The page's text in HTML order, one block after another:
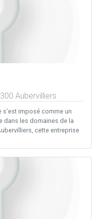
Aubervilliers
s’est imposé comme un
dans les domaines de la
cette entreprise